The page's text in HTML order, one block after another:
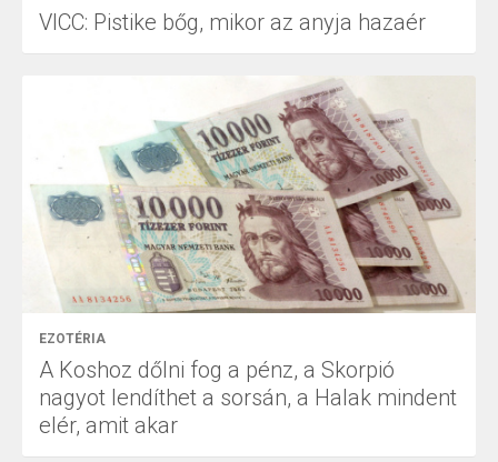
VICC: Pistike bőg, mikor az anyja hazaér
EZOTÉRIA
A Koshoz dőlni fog a pénz, a Skorpió
nagyot lendíthet a sorsán, a Halak mindent
elér, amit akar